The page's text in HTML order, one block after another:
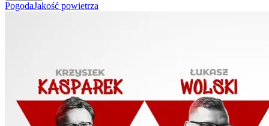
PogodaJakość powietrza